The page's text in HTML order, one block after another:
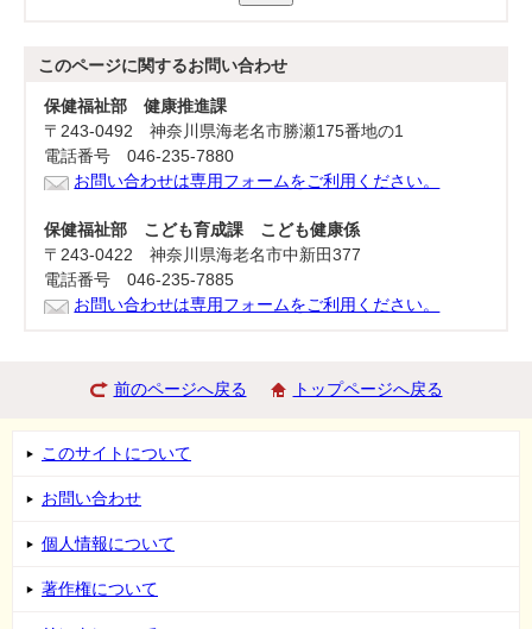
このページに関するお問い合わせ
保健福祉部 健康推進課
〒243-0492 神奈川県海老名市勝瀬175番地の1
電話番号 046-235-7880
お問い合わせは専用フォームをご利用ください。
保健福祉部 こども育成課 こども健康係
〒243-0422 神奈川県海老名市中新田377
電話番号 046-235-7885
お問い合わせは専用フォームをご利用ください。
前のページへ戻る トップページへ戻る
このサイトについて
お問い合わせ
個人情報について
著作権について